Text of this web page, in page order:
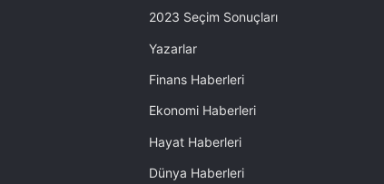
2023 Seçim Sonuçları
Yazarlar
Finans Haberleri
Ekonomi Haberleri
Hayat Haberleri
Dünya Haberleri